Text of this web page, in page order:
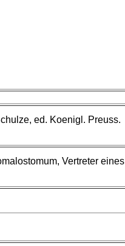
ed. Koenigl. Preuss.
Vertreter eines